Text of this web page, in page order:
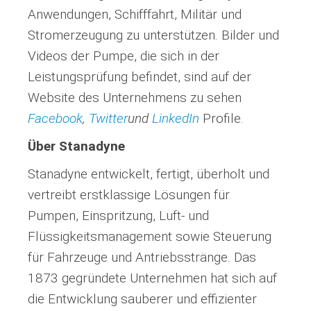
Anwendungen, Schifffahrt, Militär und
Stromerzeugung zu unterstützen. Bilder und
Videos der Pumpe, die sich in der
Leistungsprüfung befindet, sind auf der
Website des Unternehmens zu sehen
Facebook, TwitterundLinkedIn Profile.
Über Stanadyne
Stanadyne entwickelt, fertigt, überholt und
vertreibt erstklassige Lösungen für
Pumpen, Einspritzung, Luft- und
Flüssigkeitsmanagement sowie Steuerung
für Fahrzeuge und Antriebsstränge. Das
1873 gegründete Unternehmen hat sich auf
die Entwicklung sauberer und effizienter